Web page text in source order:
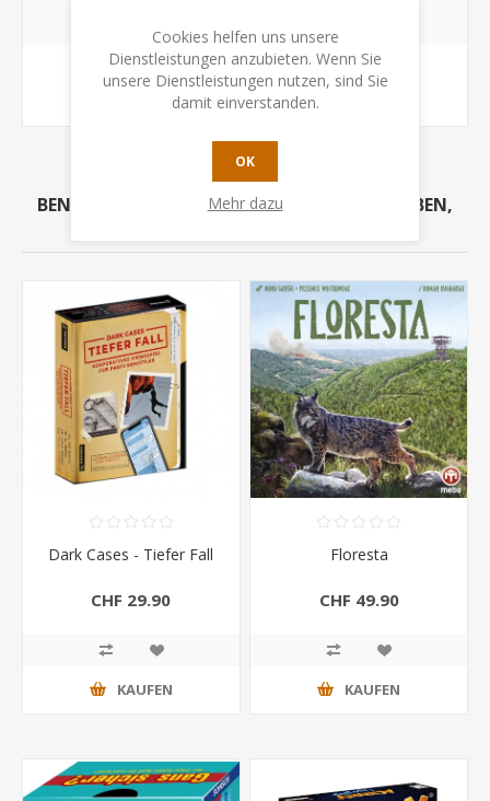
komet (2)
BENUTZER, DIE DIESEN ARTIKEL GEKAUFT HABEN,
Dark Cases - Tiefer Fall
CHF 29.90
KAUFEN
Floresta
CHF 49.90
KAUFEN
Cookies helfen uns unsere
Dienstleistungen anzubieten. Wenn Sie
unsere Dienstleistungen nutzen, sind Sie
damit einverstanden.
OK
Mehr dazu